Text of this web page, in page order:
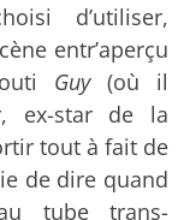
d’utiliser,
entr’aperçu
Guy(où il
ex-star de la
tout à fait de
de dire quand
tube trans-